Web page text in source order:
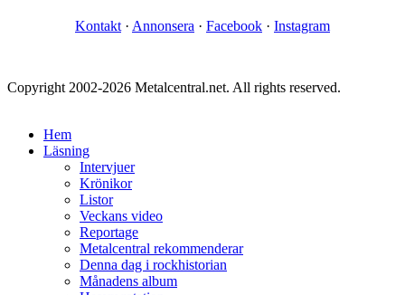
Kontakt · Annonsera · Facebook · Instagram
Copyright 2002-2026 Metalcentral.net. All rights reserved.
Hem
Läsning
Intervjuer
Krönikor
Listor
Veckans video
Reportage
Metalcentral rekommenderar
Denna dag i rockhistorian
Månadens album